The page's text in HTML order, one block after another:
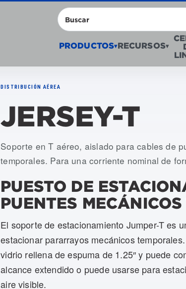
Buscar
PRODUCTOS▾RECURSOS▾
DISTRIBUCIÓN AÉREA
JERSEY-T
Numeros de articulo: USJT-001, USJT-002
Soporte en T aéreo, aislado para cables de
temporales. Para una corriente nominal de
PUESTO DE
PUENTES
El soporte de estacionamiento Jumper-T es
estacionar pararrayos mecánicos
vidrio rellena de espuma de 1.25″ y puede
alcance extendido o puede usarse para
aire visible.